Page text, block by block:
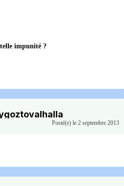
impunité ?
Posté(e) le 2 septembre 2013